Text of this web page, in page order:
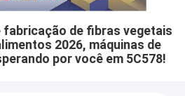
fabricação de fibras vegetais
2026, máquinas de
por você em 5C578!